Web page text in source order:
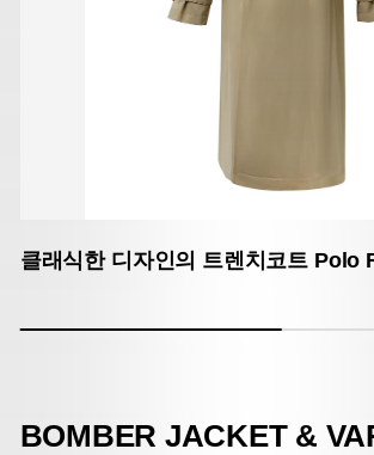
클래식한 디자인의 트렌치코트 Polo
BOMBER JACKET &